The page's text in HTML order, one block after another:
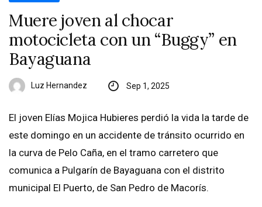
Muere joven al chocar
motocicleta con un “Buggy” en
Bayaguana
Luz Hernandez Sep 1, 2025
El joven Elías Mojica Hubieres perdió la vida la tarde de
este domingo en un accidente de tránsito ocurrido en
la curva de Pelo Caña, en el tramo carretero que
comunica a Pulgarín de Bayaguana con el distrito
municipal El Puerto, de San Pedro de Macorís.